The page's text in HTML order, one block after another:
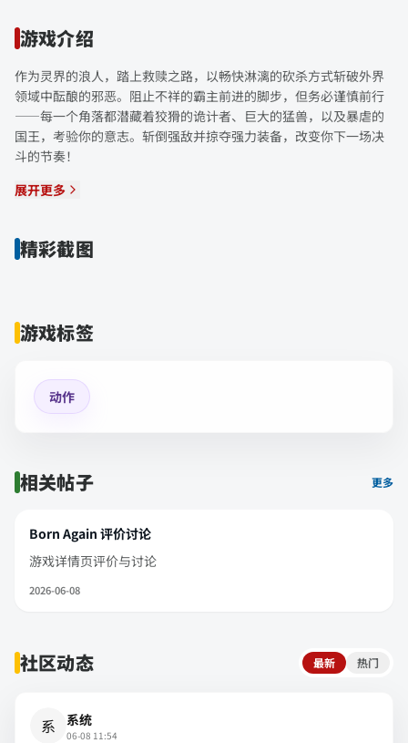
游戏介绍
作为灵界的浪人，踏上救赎之路，以畅快淋漓的砍杀方式斩破外界
领域中酝酿的邪恶。阻止不祥的霸主前进的脚步，但务必谨慎前行
——每一个角落都潜藏着狡猾的诡计者、巨大的猛兽，以及暴虐的
国王，考验你的意志。斩倒强敌并掠夺强力装备，改变你下一场决
斗的节奏！
展开更多
精彩截图
游戏标签
动作
相关帖子 更多
Born Again 评价讨论
游戏详情页评价与讨论
2026-06-08
社区动态 最新 热门
系 系统
06-08 11:54